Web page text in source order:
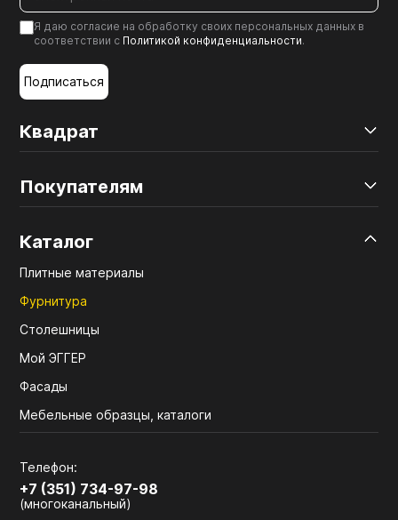
Квадрат
Покупателям
Каталог
Плитные материалы
Фурнитура
Столешницы
Мой ЭГГЕР
Фасады
Мебельные образцы, каталоги
Телефон:
+7 (351) 734-97-98
(многоканальный)
Я даю согласие на обработку своих персональных данных в
соответствии с Политикой конфиденциальности.
Подписаться